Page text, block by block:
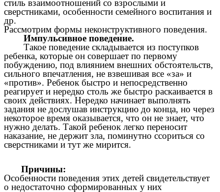
стиль взаимоотношений со взрослыми и
сверстниками, особенности семейного воспитания и
др.
Рассмотрим формы неконструктивного поведения.
Импульсивное поведение.
Такое поведение складывается из поступков
ребенка, которые он совершает по первому
побуждению, под влиянием внешних обстоятельств,
сильного впечатления, не взвешивая все «за» и
«против». Ребенок быстро и непосредственно
реагирует и нередко столь же быстро раскаивается в
своих действиях. Нередко начинает выполнять
задания не дослушав инструкцию до конца, но через
некоторое время оказывается, что он не знает, что
нужно делать. Такой ребенок легко переносит
наказание, не держит зла, поминутно ссориться со
сверстниками и тут же мирится.
Причины:
Особенности поведения этих детей свидетельствует
о недостаточно сформированных у них